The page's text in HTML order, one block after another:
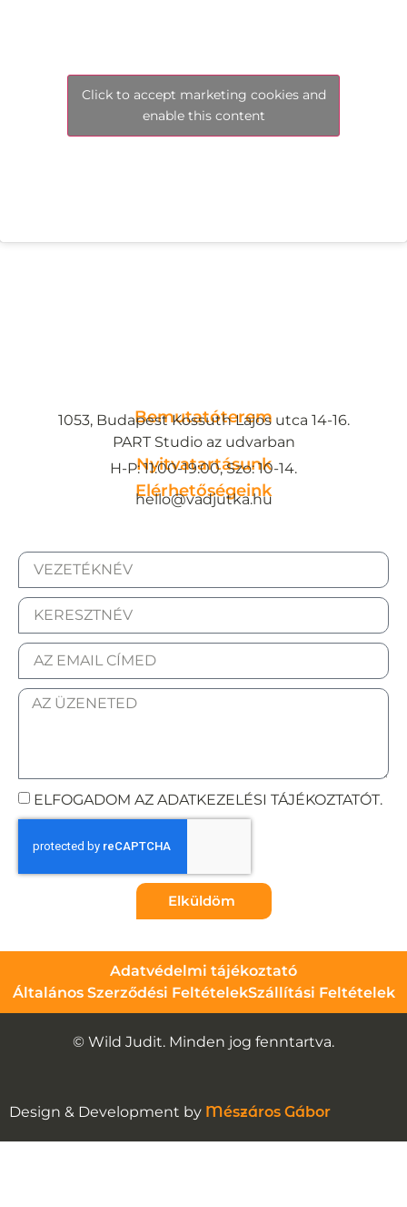
Click to accept marketing cookies and
enable this content
Bemutatóterem
1053, Budapest Kossuth Lajos utca 14-16.
PART Studio az udvarban
Nyitvatartásunk
H-P: 11:00-19:00, Szo: 10-14.
Elérhetőségeink
hello@vadjutka.hu
ELFOGADOM AZ ADATKEZELÉSI TÁJÉKOZTATÓT.
Elküldöm
Adatvédelmi tájékoztató
Általános Szerződési FeltételekSzállítási Feltételek
© Wild Judit. Minden jog fenntartva.
Design & Development by Mészáros Gábor